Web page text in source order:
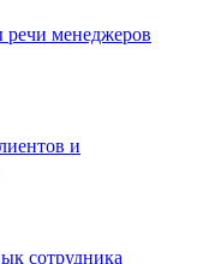
речи менеджеров
и
сотрудника